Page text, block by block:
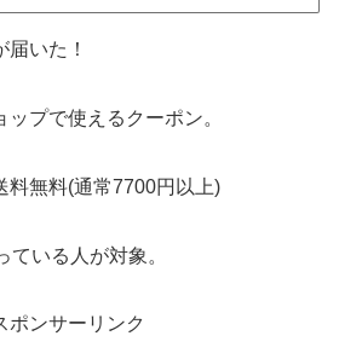
いた！
プで使えるクーポン。
料無料(通常7700円以上)
ている人が対象。
ポンサーリンク